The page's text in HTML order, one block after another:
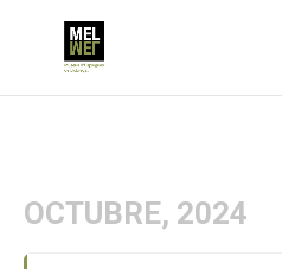
OCTUBRE, 2024